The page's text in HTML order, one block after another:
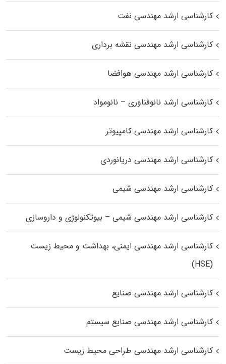
کارشناسی ارشد مهندسی نفت
کارشناسی ارشد مهندسی نقشه برداری
کارشناسی ارشد مهندسی هوافضا
کارشناسی ارشد نانوفناوری – نانومواد
کارشناسی ارشد مهندسی کامپیوتر
کارشناسی ارشد مهندسی دریانوردی
کارشناسی ارشد مهندسی شیمی
کارشناسی ارشد مهندسی شیمی – بیوتکنولوژی و داروسازی
کارشناسی ارشد مهندسی ایمنی، بهداشت و محیط زیست
(HSE)
کارشناسی ارشد مهندسی صنایع
کارشناسی ارشد مهندسی صنایع سیستم
کارشناسی ارشد مهندسی طراحی محیط زیست